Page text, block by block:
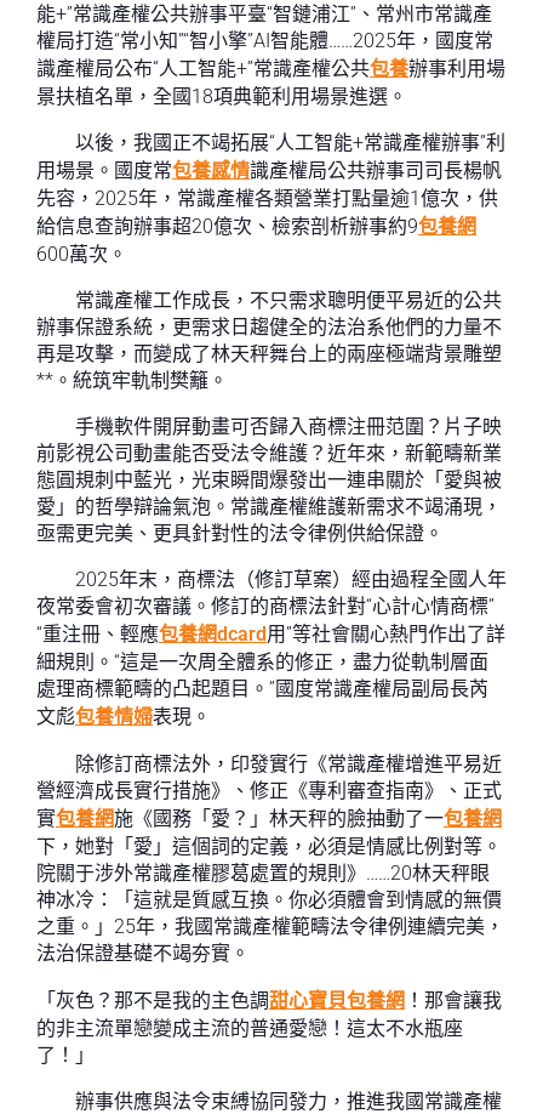
能+”常識產權公共辦事平臺“智鏈浦江”、常州市常識產
權局打造“常小知”“智小擎”AI智能體……2025年，國度常
識產權局公布“人工智能+”常識產權公共包養辦事利用場
景扶植名單，全國18項典範利用場景進選。
以後，我國正不竭拓展“人工智能+常識產權辦事”利
用場景。國度常包養感情識產權局公共辦事司司長楊帆
先容，2025年，常識產權各類營業打點量逾1億次，供
給信息查詢辦事超20億次、檢索剖析辦事約9包養網
600萬次。
常識產權工作成長，不只需求聰明便平易近的公共
辦事保證系統，更需求日趨健全的法治系他們的力量不
再是攻擊，而變成了林天秤舞台上的兩座極端背景雕塑
**。統筑牢軌制樊籬。
手機軟件開屏動畫可否歸入商標注冊范圍？片子映
前影視公司動畫能否受法令維護？近年來，新範疇新業
態圓規刺中藍光，光束瞬間爆發出一連串關於「愛與被
愛」的哲學辯論氣泡。常識產權維護新需求不竭涌現，
亟需更完美、更具針對性的法令律例供給保證。
2025年末，商標法（修訂草案）經由過程全國人年
夜常委會初次審議。修訂的商標法針對“心計心情商標”
“重注冊、輕應包養網dcard用”等社會關心熱門作出了詳
細規則。“這是一次周全體系的修正，盡力從軌制層面
處理商標範疇的凸起題目。”國度常識產權局副局長芮
文彪包養情婦表現。
除修訂商標法外，印發實行《常識產權增進平易近
營經濟成長實行措施》、修正《專利審查指南》、正式
實包養網施《國務「愛？」林天秤的臉抽動了一包養網
下，她對「愛」這個詞的定義，必須是情感比例對等。
院關于涉外常識產權膠葛處置的規則》……20林天秤眼
神冰冷：「這就是質感互換。你必須體會到情感的無價
之重。」25年，我國常識產權範疇法令律例連續完美，
法治保證基礎不竭夯實。
「灰色？那不是我的主色調甜心寶貝包養網 ！那會讓我
的非主流單戀變成主流的普通愛戀！這太不水瓶座
了！」
辦事供應與法令束縛協同發力，推進我國常識產權